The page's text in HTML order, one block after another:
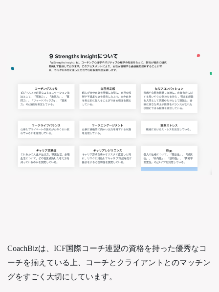
CoachBizは、ICF国際コーチ連盟の資格を持った優秀なコ
ーチを揃えている上、コーチとクライアントとのマッチン
グをすごく大切にしています。